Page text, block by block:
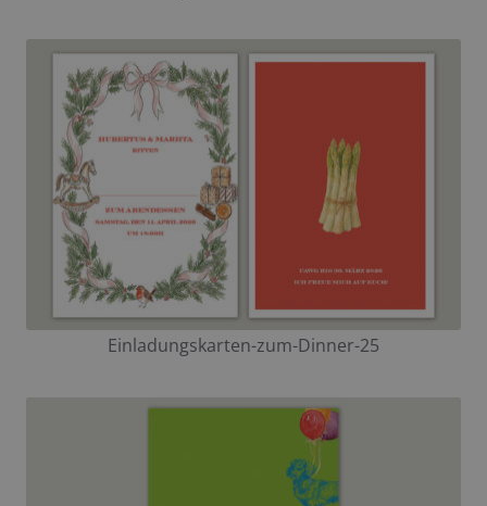
Einladungskarten-zum-Dinner-25